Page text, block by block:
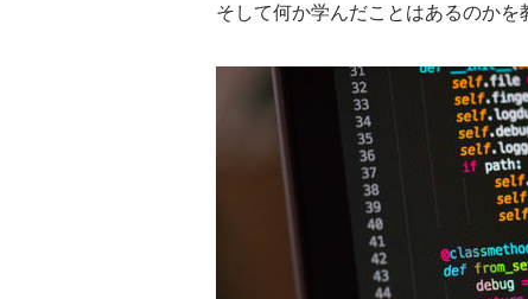
そして何か学んだことはあるのかを